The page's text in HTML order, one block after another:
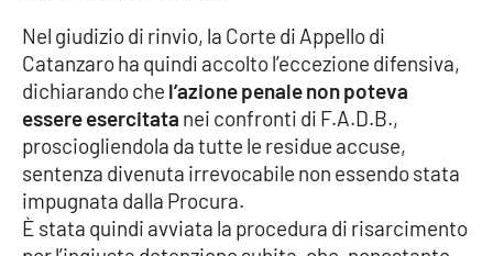
LOCALI
Catanzaro
Crotone
Vibo Valentia
Reggio Calabria
Nel giudizio di rinvio, la Corte di Appello di
Catanzaro ha quindi accolto l’eccezione difensiva,
dichiarando che l’azione penale non poteva
essere esercitata nei confronti di F.A.D.B.,
prosciogliendola da tutte le residue accuse,
sentenza divenuta irrevocabile non essendo stata
impugnata dalla Procura.
È stata quindi avviata la procedura di risarcimento